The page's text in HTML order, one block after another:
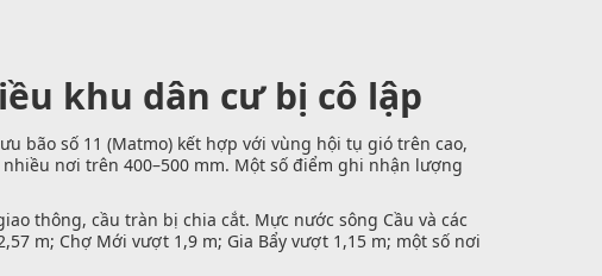
khu dân cư bị cô lập
bão số 11 (Matmo) kết hợp với vùng hội tụ gió trên cao,
nơi trên 400–500 mm. Một số điểm ghi nhận lượng
thông, cầu tràn bị chia cắt. Mực nước sông Cầu và các
m; Chợ Mới vượt 1,9 m; Gia Bẩy vượt 1,15 m; một số nơi